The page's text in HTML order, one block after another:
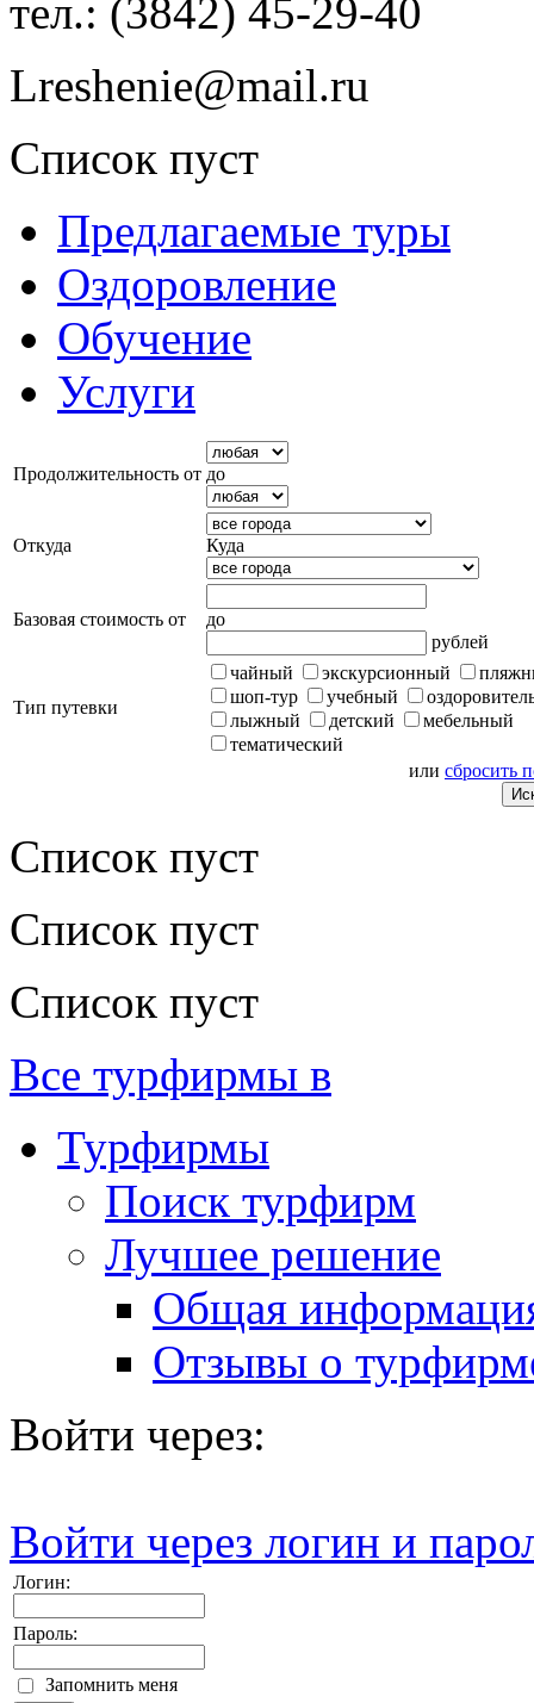
тел.: (3842) 45-29-40
Lreshenie@mail.ru
Список пуст
Предлагаемые туры
Оздоровление
Обучение
Услуги
Продолжительность от до
Откуда Куда
Базовая стоимость от
до
рублей
Тип путевки
чайный экскурсионный
шоп-тур
учебный
лыжный
детский
мебельный
тематический
или сбросить
Список пуст
Список пуст
Список пуст
Все турфирмы в
Турфирмы
Поиск турфирм
Лучшее решение
Общая
Отзывы о
Войти через:
Войти через логин и
Логин:
Пароль:
Запомнить меня